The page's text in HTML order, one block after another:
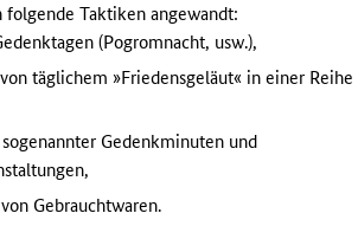
Taktiken angewandt:
(Pogromnacht, usw.),
täglichem »Friedensgeläut« in einer Reihe
Gedenkminuten und
Gebrauchtwaren.